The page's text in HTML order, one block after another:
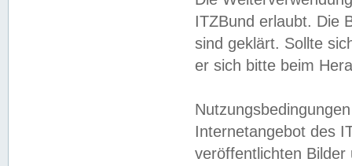
ITZBund erlaubt. Die
sind geklärt. Sollte
er sich bitte beim
Internetangebot des
veröffentlichten